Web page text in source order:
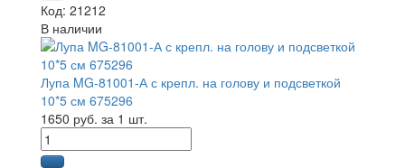
Код: 21212
В наличии
Лупа MG-81001-А с крепл. на голову и подсветкой
10*5 см 675296
1650 руб. за 1 шт.